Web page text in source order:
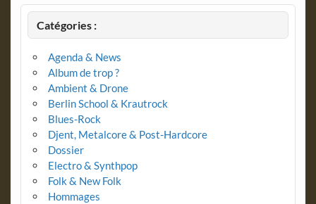
Catégories :
Agenda & News
Album de trop ?
Ambient & Drone
Berlin School & Krautrock
Blues-Rock
Djent, Metalcore & Post-Hardcore
Dossier
Electro & Synthpop
Folk & New Folk
Hommages